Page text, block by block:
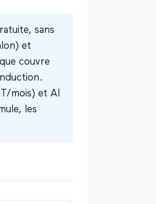
sans
et
couvre
mois) et AI
les